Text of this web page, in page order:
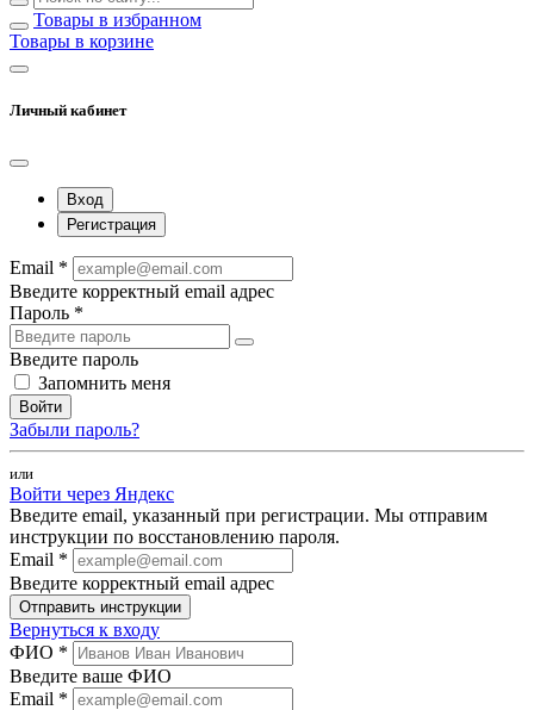
Товары в избранном
Товары в корзине
Личный кабинет
Вход
Регистрация
Email *
Введите корректный email адрес
Пароль *
Введите пароль
Запомнить меня
Войти
Забыли пароль?
или
Войти через Яндекс
Введите email, указанный при регистрации. Мы отправим
инструкции по восстановлению пароля.
Email *
Введите корректный email адрес
Отправить инструкции
Вернуться к входу
ФИО *
Введите ваше ФИО
Email *